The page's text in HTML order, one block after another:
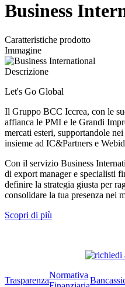
Business
Caratteristiche prodotto
Immagine
Descrizione
Let's Go Global
Il Gruppo BCC Iccrea, con le
affianca le PMI e le Grandi
mercati esteri, supportandole nei
insieme ad IC&Partners e
Con il servizio Business
di export manager e specialisti
definire la strategia giusta per
consolidare la tua presenza nei
Scopri di più
Trasparenza
Normativa